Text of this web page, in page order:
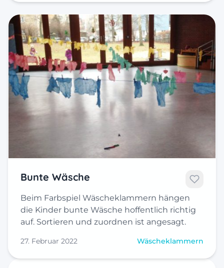
Bunte Wäsche
Beim Farbspiel Wäscheklammern hängen
die Kinder bunte Wäsche hoffentlich richtig
auf. Sortieren und zuordnen ist angesagt.
27. Februar 2022 Wäscheklammern